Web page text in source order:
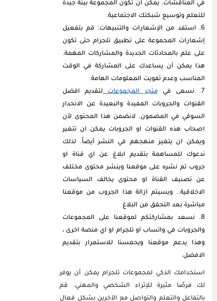
في المناقشات. يمكن أن تكون المجموعة بيئة جيدة
للتعلم وتوسيع شبكتك الاجتماعية.
استفد من الإشعارات والتنبيهات: قم بتفعيل
إشعارات المجموعة على تطبيق تلجرام حتى تكون
على علم بالمحادثات الجديدة والمشاركات المهمة.
هذا يمكن أن يساعدك على المشاركة في الوقت
المناسب وعدم تفويت المعلومات الهامة.
نسعى في متجر المجموعات لتقديم افضل
القنوات والجروبات المفيدة والبعيدة عن الانحدار
السوقي في المضمون. لانضمن هذا المحتوى لأن
اصحاب هذه القنوات او الجروبات يمكن ان تتغير
ويمكن ان يتغير منهجهم في النشر أيضاً. لذلك
ندعوك للمساهمة بتقديم ابلاغ عن اي قناة او
جروب تم نشره على موقعنا وينشر محتوى مختلف
عن تصنيف القناة او محتوى يخالف السياسات
الاخلاقية.. ويسيتم ازالة هذا الجروب من موقعنا
مباشرة بعد التحقق من البلاغ
نسعد بمشاركتكم لموقعنا على المجموعات
والجروبات في واتساب او تلجرام او اي منصة اخرى ،
وهذا يدعم موقعنا ويحمسنا للاستمرار بتقديم
الافضل.
استخدامك الذكي لمجموعات تلجرام يمكن أن يوفر
لك فرصًا مثيرة للإثراء الشخصي والمهني. قم
بالتفاعل والتعلم والتواصل مع الآخرين بشكل فعال